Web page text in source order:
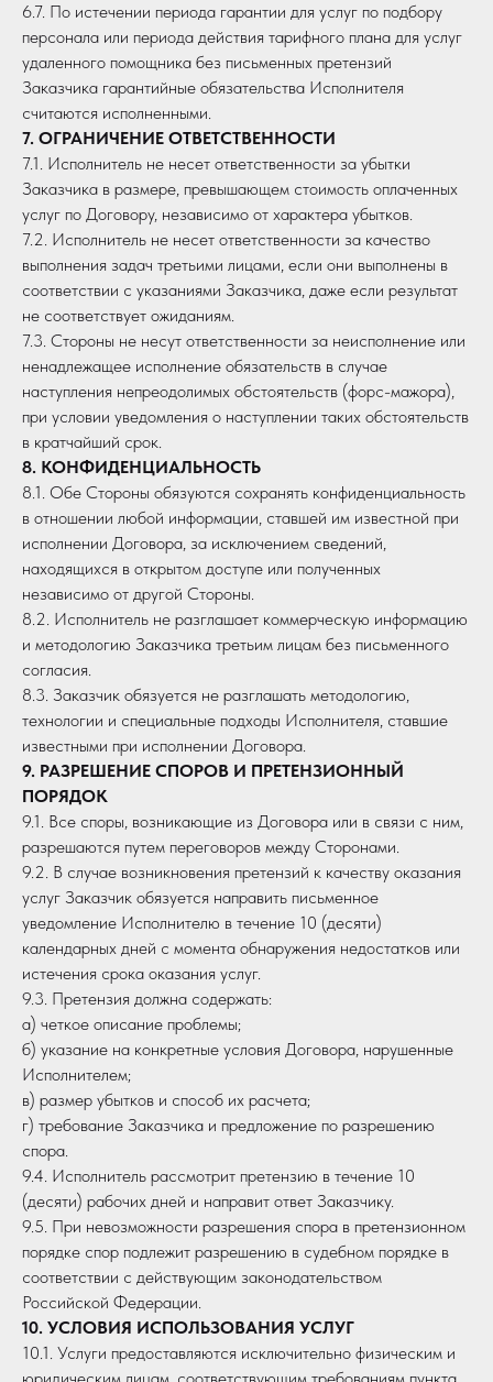
6.7. По истечении периода гарантии для услуг по подбору
персонала или периода действия тарифного плана для услуг
удаленного помощника без письменных претензий
Заказчика гарантийные обязательства Исполнителя
считаются исполненными.
7. ОГРАНИЧЕНИЕ ОТВЕТСТВЕННОСТИ
7.1. Исполнитель не несет ответственности за убытки
Заказчика в размере, превышающем стоимость оплаченных
услуг по Договору, независимо от характера убытков.
7.2. Исполнитель не несет ответственности за качество
выполнения задач третьими лицами, если они выполнены в
соответствии с указаниями Заказчика, даже если результат
не соответствует ожиданиям.
7.3. Стороны не несут ответственности за неисполнение или
ненадлежащее исполнение обязательств в случае
наступления непреодолимых обстоятельств (форс-мажора),
при условии уведомления о наступлении таких обстоятельств
в кратчайший срок.
8. КОНФИДЕНЦИАЛЬНОСТЬ
8.1. Обе Стороны обязуются сохранять конфиденциальность
в отношении любой информации, ставшей им известной при
исполнении Договора, за исключением сведений,
находящихся в открытом доступе или полученных
независимо от другой Стороны.
8.2. Исполнитель не разглашает коммерческую информацию
и методологию Заказчика третьим лицам без письменного
согласия.
8.3. Заказчик обязуется не разглашать методологию,
технологии и специальные подходы Исполнителя, ставшие
известными при исполнении Договора.
9. РАЗРЕШЕНИЕ СПОРОВ И ПРЕТЕНЗИОННЫЙ
ПОРЯДОК
9.1. Все споры, возникающие из Договора или в связи с ним,
разрешаются путем переговоров между Сторонами.
9.2. В случае возникновения претензий к качеству оказания
услуг Заказчик обязуется направить письменное
уведомление Исполнителю в течение 10 (десяти)
календарных дней с момента обнаружения недостатков или
истечения срока оказания услуг.
9.3. Претензия должна содержать:
а) четкое описание проблемы;
б) указание на конкретные условия Договора, нарушенные
Исполнителем;
в) размер убытков и способ их расчета;
г) требование Заказчика и предложение по разрешению
спора.
9.4. Исполнитель рассмотрит претензию в течение 10
(десяти) рабочих дней и направит ответ Заказчику.
9.5. При невозможности разрешения спора в претензионном
порядке спор подлежит разрешению в судебном порядке в
соответствии с действующим законодательством
Российской Федерации.
10. УСЛОВИЯ ИСПОЛЬЗОВАНИЯ УСЛУГ
10.1. Услуги предоставляются исключительно физическим и